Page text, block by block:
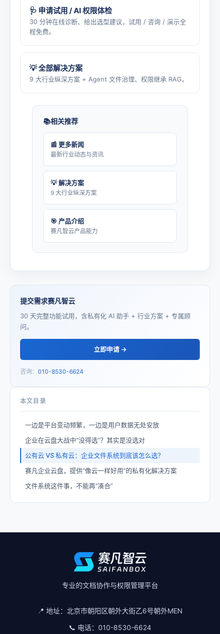
🩺 申请试用 / AI 权限体检
30 分钟在线诊断、给出选型建议，试用 / 咨询 / 演示全
程免费。
💡 全部解决方案
9 大行业纵深方案 + Agent 文件治理、权限继承 RAG。
相关推荐
📰 更多新闻
最新行业动态与资讯
💡 解决方案
9 大行业纵深方案
🎯 产品介绍
赛凡智云产品能力
提交需求赛凡智云
30 天完整功能试用，含私有化 AI 助手 + 行业方案 + 专属顾
问。
立即申请 →
咨询： 010-8530-6624
本文目录
一边是平台变动频繁，一边是用户数据无处安放
企业在云盘大战中“没得选”？其实是没选对
公有云 VS 私有云：企业文件系统到底该怎么选？
赛凡企业云盘，提供“像云一样好用”的私有化解决方案
文件系统这件事，不能再“凑合”
专业的文档协作与权限管理平台
📍 地址： 北京市朝阳区朝外大街乙6号朝外MEN
📞 电话： 010-8530-6624